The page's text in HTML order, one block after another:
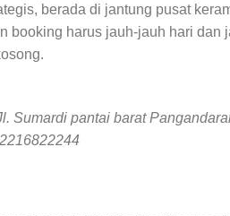
berada di jantung pusat
booking harus jauh-jauh hari dan
Sumardi pantai barat